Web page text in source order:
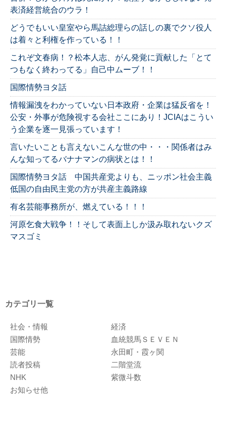
表済経営統合のウラ！
どうでもいい皇室やら馬詰総理らの話しの裏でクソ役人
は着々と利権を作っている！！
これぞ文春病！？松本人志、がん発覚に貢献した「とて
つもなく終わってる」自己中ムーブ！！
国際情勢ヨタ話
情報漏洩をわかっていない日本政府・企業は猛反省を！
公安・外事が危険視する会社ここにあり！JCIAはこうい
う企業を逐一見張っています！
言いたいことも言えないこんな世の中・・・関係者はみ
んな知ってるバナナマンの病状とは！！
国際情勢ヨタ話 中国共産党よりも、ニッポン社会主義
低国の自由民主党の方が共産主義路線
有名芸能事務所が、燃えている！！！
河原乞食大戦争！！そして表面上しか汲み取れないクズ
マスゴミ
カテゴリ一覧
社会・情報
経済
国際情勢
血統競馬ＳＥＶＥＮ
芸能
永田町・霞ヶ関
読者投稿
二階堂流
NHK
紫微斗数
お知らせ他